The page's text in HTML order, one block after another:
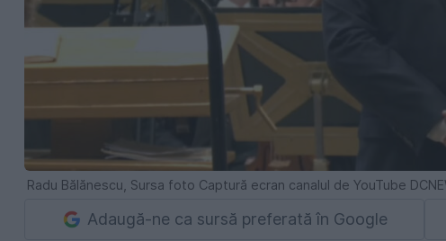
Radu Bălănescu, Sursa foto Captură ecran canalul de YouTube
Adaugă-ne ca sursă preferată în Google